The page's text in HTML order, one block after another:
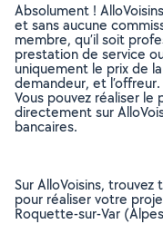
Absolument !
et sans aucune
membre, qu’il soit
prestation de service
uniquement le prix de
demandeur, et l’offreur.
Vous pouvez réaliser
directement sur
bancaires.
Sur AlloVoisins,
pour réaliser votre
Roquette-sur-Var